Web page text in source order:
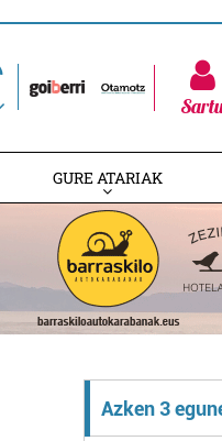
GURE ATARIAK
Azken 3